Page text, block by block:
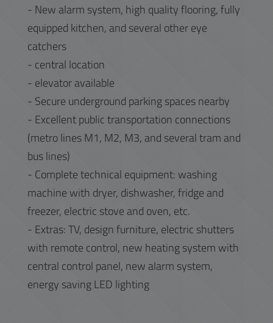
- New alarm system, high quality flooring, fully
equipped kitchen, and several other eye
catchers
- central location
- elevator available
- Secure underground parking spaces nearby
- Excellent public transportation connections
(metro lines M1, M2, M3, and several tram and
bus lines)
- Complete technical equipment: washing
machine with dryer, dishwasher, fridge and
freezer, electric stove and oven, etc.
- Extras: TV, design furniture, electric shutters
with remote control, new heating system with
central control panel, new alarm system,
energy saving LED lighting